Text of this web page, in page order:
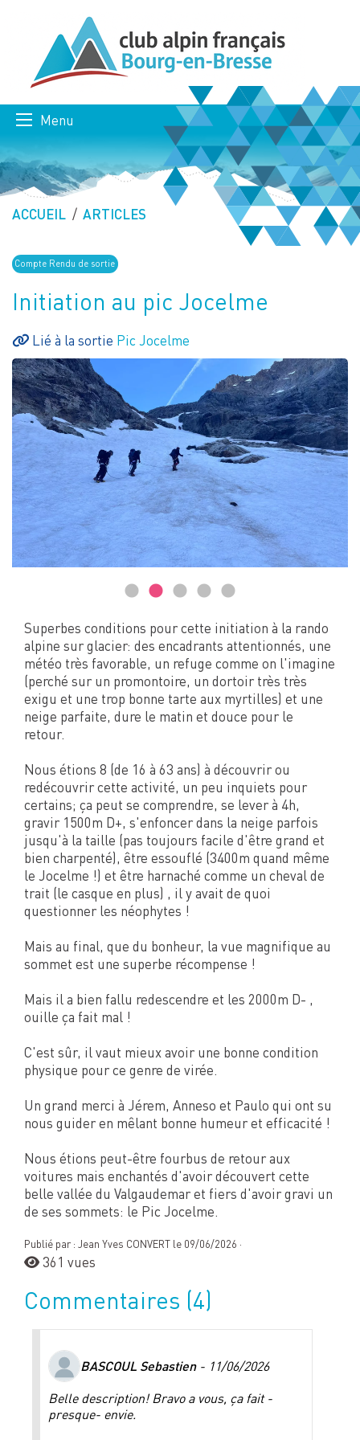
Menu
ACCUEIL ARTICLES
Compte Rendu de sortie
Initiation au pic Jocelme
Lié à la sortie Pic Jocelme
Superbes conditions pour cette initiation à la rando
alpine sur glacier: des encadrants attentionnés, une
météo très favorable, un refuge comme on l'imagine
(perché sur un promontoire, un dortoir très très
exigu et une trop bonne tarte aux myrtilles) et une
neige parfaite, dure le matin et douce pour le
retour.
Nous étions 8 (de 16 à 63 ans) à découvrir ou
redécouvrir cette activité, un peu inquiets pour
certains; ça peut se comprendre, se lever à 4h,
gravir 1500m D+, s'enfoncer dans la neige parfois
jusqu'à la taille (pas toujours facile d'être grand et
bien charpenté), être essouflé (3400m quand même
le Jocelme !) et être harnaché comme un cheval de
trait (le casque en plus) , il y avait de quoi
questionner les néophytes !
Mais au final, que du bonheur, la vue magnifique au
sommet est une superbe récompense !
Mais il a bien fallu redescendre et les 2000m D- ,
ouille ça fait mal !
C'est sûr, il vaut mieux avoir une bonne condition
physique pour ce genre de virée.
Un grand merci à Jérem, Anneso et Paulo qui ont su
nous guider en mêlant bonne humeur et efficacité !
Nous étions peut-être fourbus de retour aux
voitures mais enchantés d'avoir découvert cette
belle vallée du Valgaudemar et fiers d'avoir gravi un
de ses sommets: le Pic Jocelme.
Publié par : Jean Yves CONVERT le 09/06/2026 ·
361 vues
Commentaires (4)
BASCOUL Sebastien- 11/06/2026
Belle description! Bravo a vous, ça fait -
presque- envie.